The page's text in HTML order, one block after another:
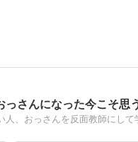
っさんになった今こそ思